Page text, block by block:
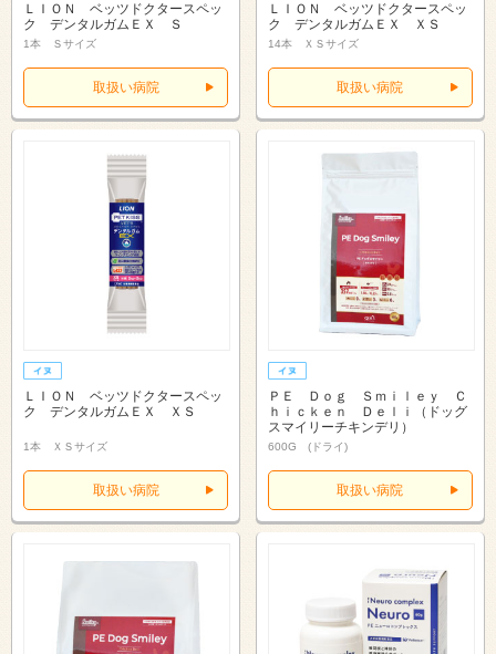
ＬＩＯＮ ベッツドクタースペッ
ク デンタルガムＥＸ Ｓ
1本 Ｓサイズ
取扱い病院
ＬＩＯＮ ベッツドクタースペッ
ク デンタルガムＥＸ ＸＳ
14本 ＸＳサイズ
取扱い病院
ＬＩＯＮ ベッツドクタースペッ
ク デンタルガムＥＸ ＸＳ
1本 ＸＳサイズ
取扱い病院
ＰＥ Ｄｏｇ Ｓｍｉｌｅｙ Ｃ
ｈｉｃｋｅｎ Ｄｅｌｉ（ドッグ
スマイリーチキンデリ）
600G (ドライ)
取扱い病院